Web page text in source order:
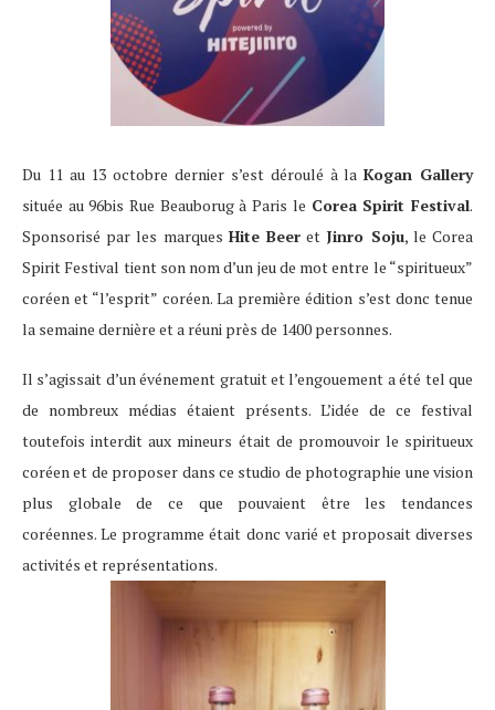
Du 11 au 13 octobre dernier s’est déroulé à laKogan Gallery
située au 96bis Rue Beauborug à Paris le Corea Spirit Festival.
Sponsorisé par les marques Hite Beer et Jinro Soju, le Corea
Spirit Festival tient son nom d’un jeu de mot entre le “spiritueux”
coréen et “l’esprit” coréen. La première édition s’est donc tenue
la semaine dernière et a réuni près de 1400 personnes.
Il s’agissait d’un événement gratuit et l’engouement a été tel que
de nombreux médias étaient présents. L’idée de ce festival
toutefois interdit aux mineurs était de promouvoir le spiritueux
coréen et de proposer dans ce studio de photographie une vision
plus globale de ce que pouvaient être les tendances
coréennes. Le programme était donc varié et proposait diverses
activités et représentations.